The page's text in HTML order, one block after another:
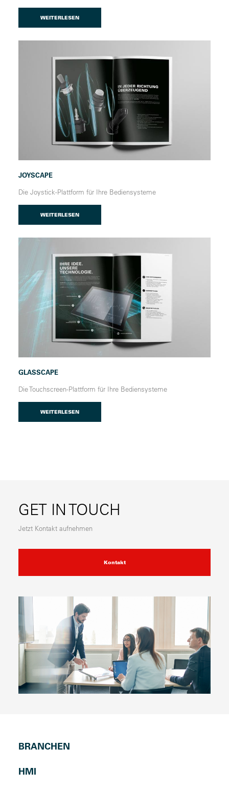
WEITERLESEN
JOYSCAPE
Die Joystick-Plattform für Ihre Bediensysteme
WEITERLESEN
GLASSCAPE
Die Touchscreen-Plattform für Ihre Bediensysteme
WEITERLESEN
GET IN TOUCH
Jetzt Kontakt aufnehmen
Kontakt
BRANCHEN
HMI